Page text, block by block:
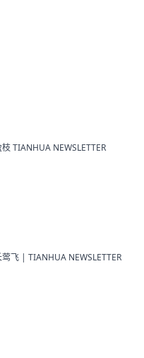
TIANHUA NEWSLETTER
飞 | TIANHUA NEWSLETTER